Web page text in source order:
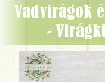
vadvirágok és orchideák kaspóban
-